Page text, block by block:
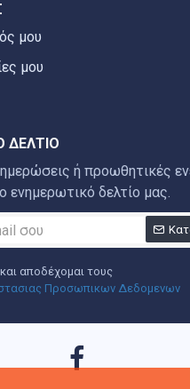
μου
μου
ΔΕΛΤΊΟ
ή προωθητικές
ενημερωτικό δελτίο μας.
αποδέχομαι τους
Προσωπικων Δεδομενων